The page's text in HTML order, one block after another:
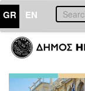
GR EN
ΔΗΜΟΣ
Δελτία
Τύπου